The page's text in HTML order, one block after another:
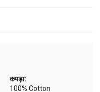
कपड़ा:
100% Cotton